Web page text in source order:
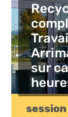
sur